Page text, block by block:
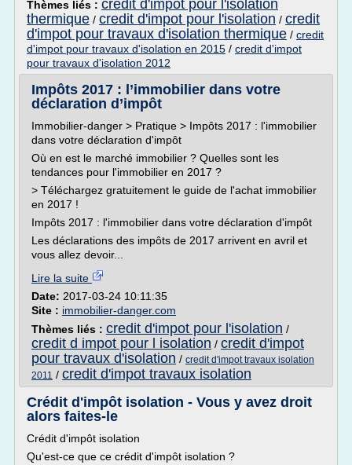
Thèmes liés : credit d'impot pour l'isolation
thermique / credit d'impot pour l'isolation / credit
d'impot pour travaux d'isolation thermique / credit
d'impot pour travaux d'isolation en 2015 / credit d'impot
pour travaux d'isolation 2012
Impôts 2017 : l’immobilier dans votre
déclaration d’impôt
Immobilier-danger > Pratique > Impôts 2017 : l'immobilier
dans votre déclaration d'impôt
Où en est le marché immobilier ? Quelles sont les
tendances pour l'immobilier en 2017 ?
> Téléchargez gratuitement le guide de l'achat immobilier
en 2017 !
Impôts 2017 : l'immobilier dans votre déclaration d'impôt
Les déclarations des impôts de 2017 arrivent en avril et
vous allez devoir...
Lire la suite
Date: 2017-03-24 10:11:35
Site : immobilier-danger.com
Thèmes liés : credit d'impot pour l'isolation /
credit d impot pour l isolation / credit d'impot
pour travaux d'isolation / credit d'impot travaux isolation
2011 / credit d'impot travaux isolation
Crédit d'impôt isolation - Vous y avez droit
alors faites-le
Crédit d'impôt isolation
Qu'est-ce que ce crédit d'impôt isolation ?